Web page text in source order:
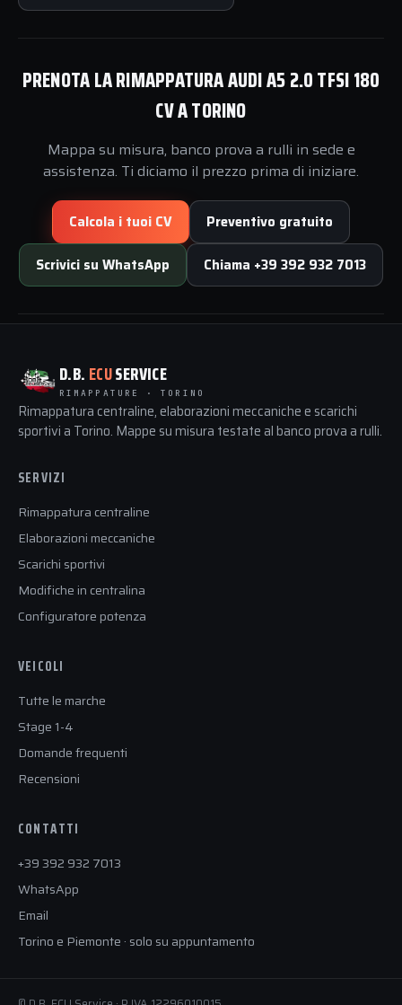
PRENOTA LA RIMAPPATURA AUDI A5 2.0 TFSI 180
CV A TORINO
Mappa su misura, banco prova a rulli in sede e
assistenza. Ti diciamo il prezzo prima di iniziare.
Calcola i tuoi CV Preventivo gratuito
Scrivici su WhatsApp Chiama +39 392 932 7013
D.B. ECUSERVICE
RIMAPPATURE · TORINO
Rimappatura centraline, elaborazioni meccaniche e scarichi
sportivi a Torino. Mappe su misura testate al banco prova a rulli.
SERVIZI
Rimappatura centraline
Elaborazioni meccaniche
Scarichi sportivi
Modifiche in centralina
Configuratore potenza
VEICOLI
Tutte le marche
Stage 1-4
Domande frequenti
Recensioni
CONTATTI
+39 392 932 7013
WhatsApp
Email
Torino e Piemonte · solo su appuntamento